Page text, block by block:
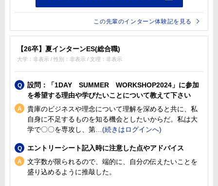
この先輩のインターン体験記を見る
【26卒】夏インターンES(総合職)
大学：非表示 / 性別：非表示 / 文理：非表示
設問：「1DAY SUMMER WORKSHOP2024」に参加
を希望する理由や学びたいことについて教えて下さい
貴庫のビジネスや理念について理解を深めると共に、私
自身に不足するものを知る機会としたいからだ。私は大
学で〇〇を専攻し、第
エントリーシート記入時に注意した点やアドバイス
文字数が限られるので、端的に、自分の伝えたいことを
盛り込めるように推敲した。